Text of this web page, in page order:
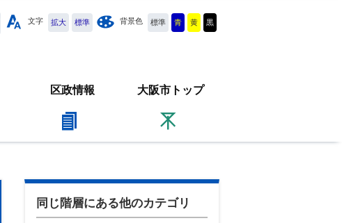
文字 拡大 標準 背景色 標準 青 黄 黒
区政情報 大阪市トップ
同じ階層にある他のカテゴリ